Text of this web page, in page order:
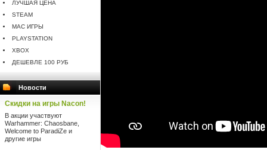
ЛУЧШАЯ ЦЕНА
STEAM
MAC ИГРЫ
PLAYSTATION
XBOX
ДЕШЕВЛЕ 100 РУБ
Новости
Скидки на игры Nacon!
В акции участвуют
Warhammer: Chaosbane,
Welcome to ParadiZe и
другие игры